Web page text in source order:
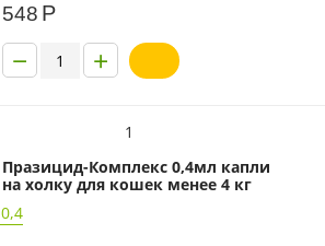
548 Р
+
−
1
Празицид-Комплекс 0,4мл капли
на холку для кошек менее 4 кг
0,4